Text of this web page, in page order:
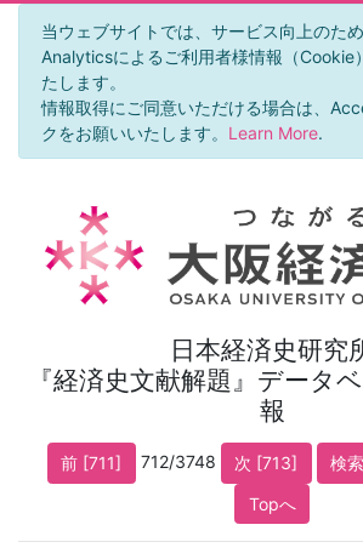
当ウェブサイトでは、サービス向上のた
Analyticsによるご利用者様情報（Cookie
たします。
情報取得にご同意いただける場合は、
クをお願いいたします。 Learn More.
日本経済史研究
『経済史文献解題』データ
報
前 [711] 712/3748 次 [713]
検
Topへ